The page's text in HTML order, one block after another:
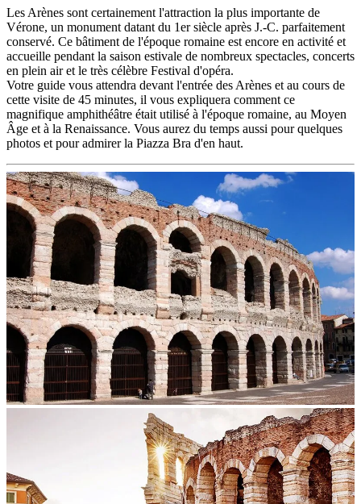
Les Arènes sont certainement l'attraction la plus importante de
Vérone, un monument datant du 1er siècle après J.-C. parfaitement
conservé. Ce bâtiment de l'époque romaine est encore en activité et
accueille pendant la saison estivale de nombreux spectacles, concerts
en plein air et le très célèbre Festival d'opéra.
Votre guide vous attendra devant l'entrée des Arènes et au cours de
cette visite de 45 minutes, il vous expliquera comment ce
magnifique amphithéâtre était utilisé à l'époque romaine, au Moyen
Âge et à la Renaissance. Vous aurez du temps aussi pour quelques
photos et pour admirer la Piazza Bra d'en haut.